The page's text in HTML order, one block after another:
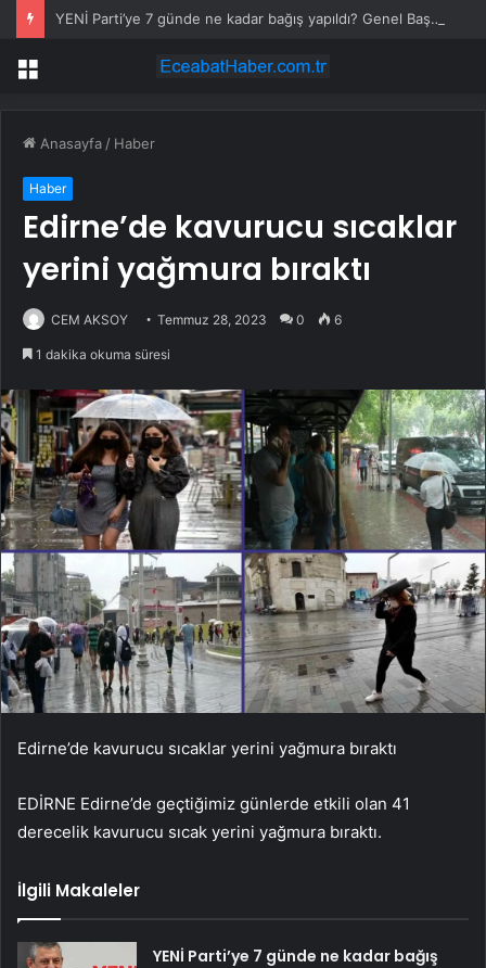
YENİ Parti’ye 7 günde ne kadar bağış yapıldı? Genel Başkan Yardımcısı açıkladı
Menü
Anasayfa / Haber
Haber
Edirne’de kavurucu sıcaklar
yerini yağmura bıraktı
CEM AKSOY Temmuz 28, 2023 0 6
1 dakika okuma süresi
Edirne’de kavurucu sıcaklar yerini yağmura bıraktı
EDİRNE Edirne’de geçtiğimiz günlerde etkili olan 41
derecelik kavurucu sıcak yerini yağmura bıraktı.
İlgili Makaleler
YENİ Parti’ye 7 günde ne kadar bağış